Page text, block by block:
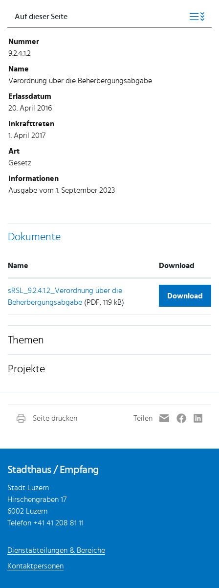
Nummer
9.2.4.1.2
Name
Verordnung über die Beherbergungsabgabe
Erlassdatum
20. April 2016
Inkrafttreten
1. April 2017
Art
Gesetz
Informationen
Ausgabe vom 1. September 2023
Dokumente
Name Download
sRSL_9.2.4.1.2_Verordnung über die
Beherbergungsabgabe (PDF, 119 kB)
Download
Themen
Projekte
Auf dieser Seite
Stadthaus / Empfang
Stadt Luzern
Hirschengraben 17
6002 Luzern
Telefon +41 41 208 81 11
Dienstabteilungen & Bereiche
Kontaktpersonen